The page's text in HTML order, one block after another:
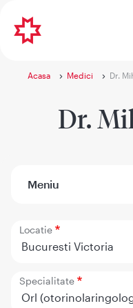
Acasa Medici Dr.
Dr.
Meniu
Locatie
Bucuresti Victoria
Specialitate
Orl